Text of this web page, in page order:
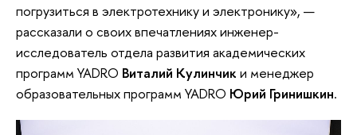
погрузиться в электротехнику и электронику», —
рассказали о своих впечатлениях инженер-
исследователь отдела развития академических
программ YADRO Виталий Кулинчик и менеджер
образовательных программ YADRO Юрий Гринишкин.